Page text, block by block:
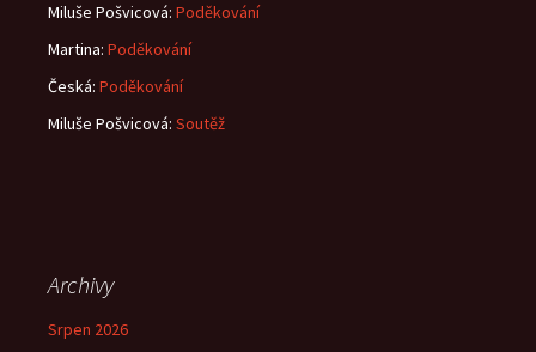
Miluše Pošvicová: Poděkování
Martina: Poděkování
Česká: Poděkování
Miluše Pošvicová: Soutěž
Archivy
Srpen 2026